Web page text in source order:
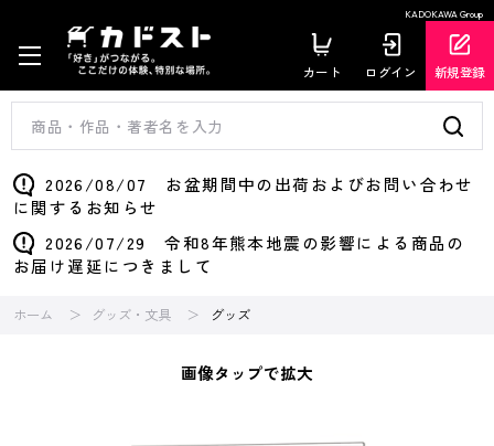
KADOKAWA Group
カート ログイン 新規登録
2026/08/07 お盆期間中の出荷およびお問い合わせ
に関するお知らせ
2026/07/29 令和8年熊本地震の影響による商品の
お届け遅延につきまして
ホーム グッズ・文具 グッズ
画像タップで拡大